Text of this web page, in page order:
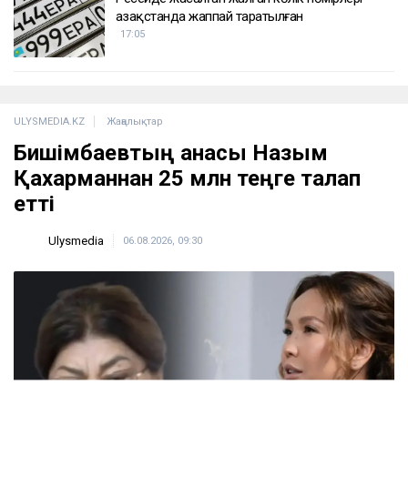
ҚАЗІР ОҚЫЛЫП ЖАТЫР
18:20
Нұрай Серікбайдың өлімі: Шерхан Аймаханнан
Сатыбалдының ұлына тиесілі болған базар
алты рет аукционға шығарылып, ақыры
сатылды
Ресейде жасалған жалған көлік нөмірлері